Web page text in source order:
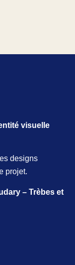
visuelle
designs
projet.
– Trèbes et